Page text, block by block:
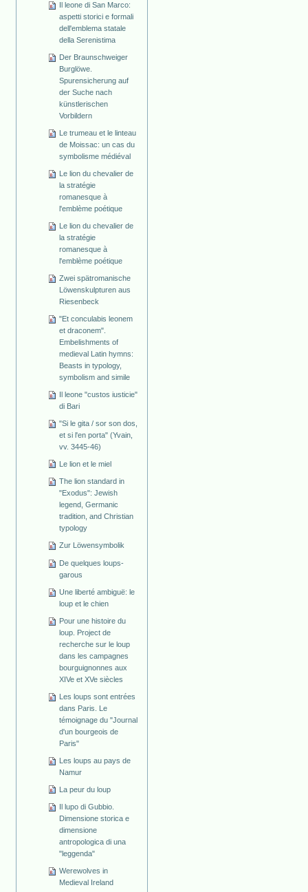
Il leone di San Marco:
aspetti storici e formali
dell'emblema statale
della Serenistima
Der Braunschweiger
Burglöwe.
Spurensicherung auf
der Suche nach
künstlerischen
Vorbildern
Le trumeau et le linteau
de Moissac: un cas du
symbolisme médiéval
Le lion du chevalier de
la stratégie
romanesque à
l'emblème poétique
Le lion du chevalier de
la stratégie
romanesque à
l'emblème poétique
Zwei spätromanische
Löwenskulpturen aus
Riesenbeck
"Et conculabis leonem
et draconem".
Embelishments of
medieval Latin hymns:
Beasts in typology,
symbolism and simile
Il leone "custos iusticie"
di Bari
"Si le gita / sor son dos,
et si l'en porta" (Yvain,
vv. 3445-46)
Le lion et le miel
The lion standard in
"Exodus": Jewish
legend, Germanic
tradition, and Christian
typology
Zur Löwensymbolik
De quelques loups-
garous
Une liberté ambiguë: le
loup et le chien
Pour une histoire du
loup. Project de
recherche sur le loup
dans les campagnes
bourguignonnes aux
XIVe et XVe siècles
Les loups sont entrées
dans Paris. Le
témoignage du "Journal
d'un bourgeois de
Paris"
Les loups au pays de
Namur
La peur du loup
Il lupo di Gubbio.
Dimensione storica e
dimensione
antropologica di una
"leggenda"
Werewolves in
Medieval Ireland